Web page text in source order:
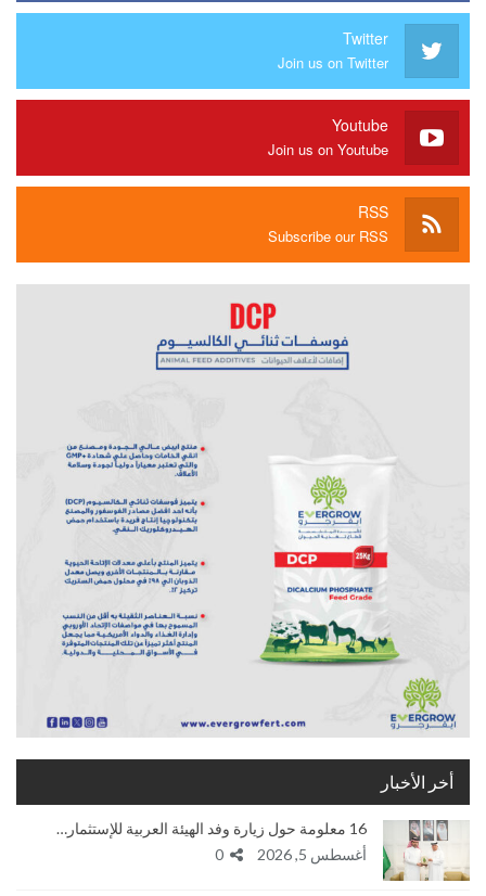
Twitter
Join us on Twitter
Youtube
Join us on Youtube
RSS
Subscribe our RSS
أخر الأخبار
16 معلومة حول زيارة وفد الهيئة العربية للإستثمار…
أغسطس 5, 2026